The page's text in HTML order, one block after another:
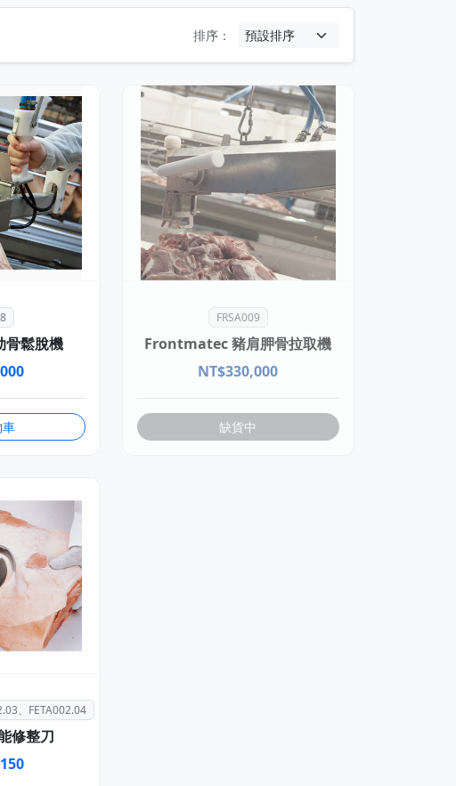
排序：
鬆脫機
車
FRSA009
Frontmatec 豬肩胛骨拉取機
NT$330,000
缺貨中
、FETA002.04
修整刀